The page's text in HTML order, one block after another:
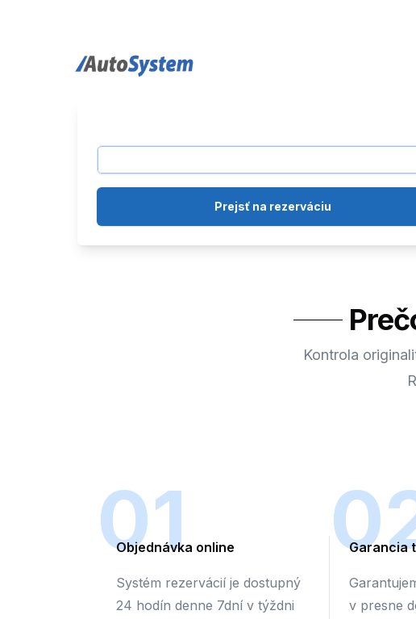
auto-system logo
Prejsť na rezerváciu
Kontrola
01
Objednávka online
Systém rezervácií je dostupný
24 hodín denne 7dní v týždni
Garancia
v presne